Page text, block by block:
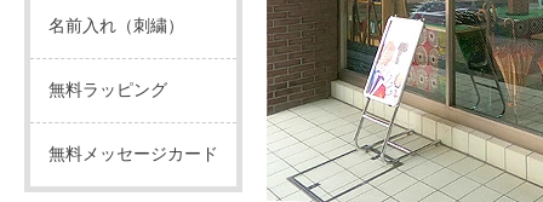
名前入れ（刺繍）
無料ラッピング
無料メッセージカード